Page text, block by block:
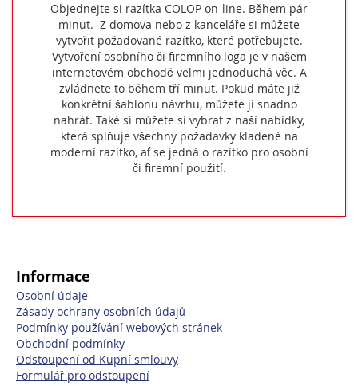
Objednejte si razítka COLOP on-line. Během pár
minut. Z domova nebo z kanceláře si můžete
vytvořit požadované razítko, které potřebujete.
Vytvoření osobního či firemního loga je v našem
internetovém obchodě velmi jednoduchá věc. A
zvládnete to během tří minut. Pokud máte již
konkrétní šablonu návrhu, můžete ji snadno
nahrát. Také si můžete si vybrat z naší nabídky,
která splňuje všechny požadavky kladené na
moderní razítko, ať se jedná o razítko pro osobní
či firemní použití.
Informace
Osobní údaje
Zásady ochrany osobních údajů
Podmínky používání webových stránek
Obchodní podmínky
Odstoupení od Kupní smlouvy
Formulář pro odstoupení